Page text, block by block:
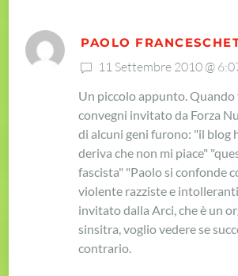
PAOLO
11 Settembre 2010 @
Un piccolo appunto. Quando
convegni invitato da Forza
di alcuni geni furono: "il blog
deriva che non mi piace"
fascista" "Paolo si confonde
violente razziste e
invitato dalla Arci, che è un
sinsitra, voglio vedere se
contrario.